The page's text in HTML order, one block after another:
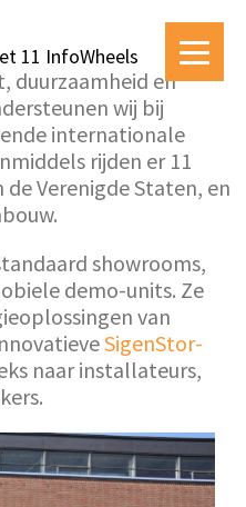
11 InfoWheels
duurzaamheid en
wij bij
internationale
rijden er 11
Verenigde Staten, en
showrooms,
demo-units. Ze
van
SigenStor-
naar installateurs,